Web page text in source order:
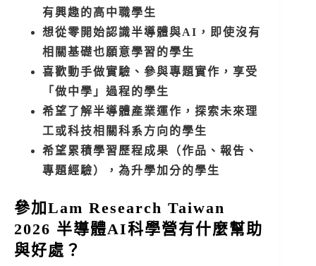
有興趣的高中職學生
想從零開始認識半導體與AI，即使沒有
相關基礎也願意學習的學生
喜歡動手做實驗、參與專題實作，享受
「做中學」過程的學生
希望了解半導體產業運作，探索未來理
工或科技相關科系方向的學生
希望累積學習歷程成果（作品、報告、
專題經驗），為升學加分的學生
參加Lam Research Taiwan
2026 半導體AI科學營有什麼幫助
與好處？